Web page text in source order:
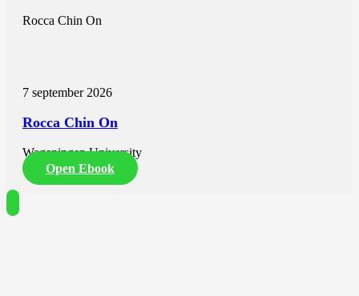
Rocca Chin On
7 september 2026
Rocca Chin On
Wageningen University
Open Ebook